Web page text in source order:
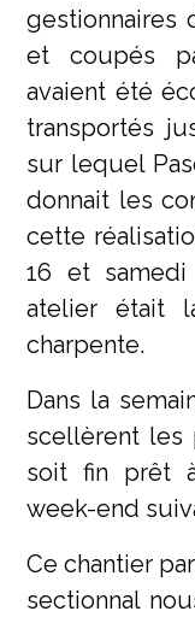
gestionnaires
et coupés
avaient été
transportés
sur lequel
donnait les
cette
16 et
atelier était
charpente.
Dans la
scellèrent les
soit fin prêt
week-end
Ce chantier
sectionnal